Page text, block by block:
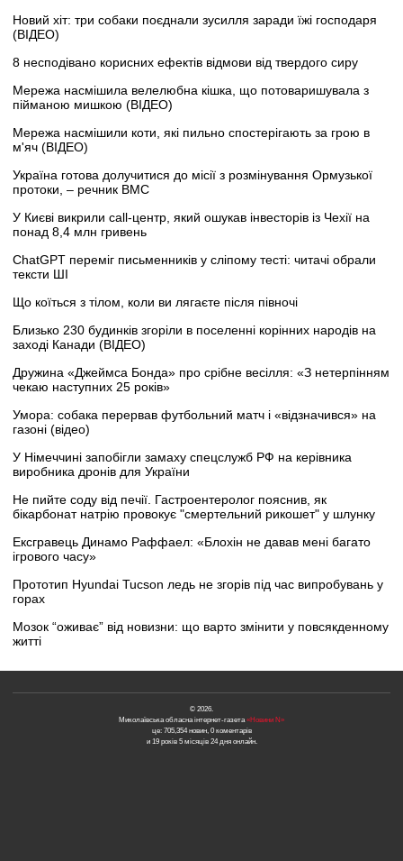
Новий хіт: три собаки поєднали зусилля заради їжі господаря
(ВІДЕО)
8 несподівано корисних ефектів відмови від твердого сиру
Мережа насмішила велелюбна кішка, що потоваришувала з
пійманою мишкою (ВІДЕО)
Мережа насмішили коти, які пильно спостерігають за грою в
м'яч (ВІДЕО)
Україна готова долучитися до місії з розмінування Ормузької
протоки, – речник ВМС
У Києві викрили call-центр, який ошукав інвесторів із Чехії на
понад 8,4 млн гривень
ChatGPT переміг письменників у сліпому тесті: читачі обрали
тексти ШІ
Що коїться з тілом, коли ви лягаєте після півночі
Близько 230 будинків згоріли в поселенні корінних народів на
заході Канади (ВІДЕО)
Дружина «Джеймса Бонда» про срібне весілля: «З нетерпінням
чекаю наступних 25 років»
Умора: собака перервав футбольний матч і «відзначився» на
газоні (відео)
У Німеччині запобігли замаху спецслужб РФ на керівника
виробника дронів для України
Не пийте соду від печії. Гастроентеролог пояснив, як
бікарбонат натрію провокує "смертельний рикошет" у шлунку
Ексгравець Динамо Раффаел: «Блохін не давав мені багато
ігрового часу»
Прототип Hyundai Tucson ледь не згорів під час випробувань у
горах
Мозок “оживає” від новизни: що варто змінити у повсякденному
житті
© 2026.
Миколаївська обласна інтернет-газета «Новини N»
це: 705,354 новин, 0 коментарів
и 19 років 5 місяців 24 дня онлайн.